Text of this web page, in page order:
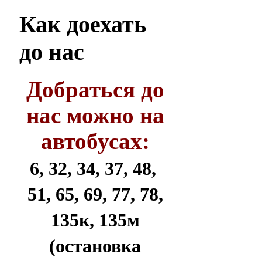
Как доехать
до нас
Добраться до
нас можно на
автобусах:
6, 32, 34, 37, 48,
51, 65, 69, 77, 78,
135к, 135м
(остановка